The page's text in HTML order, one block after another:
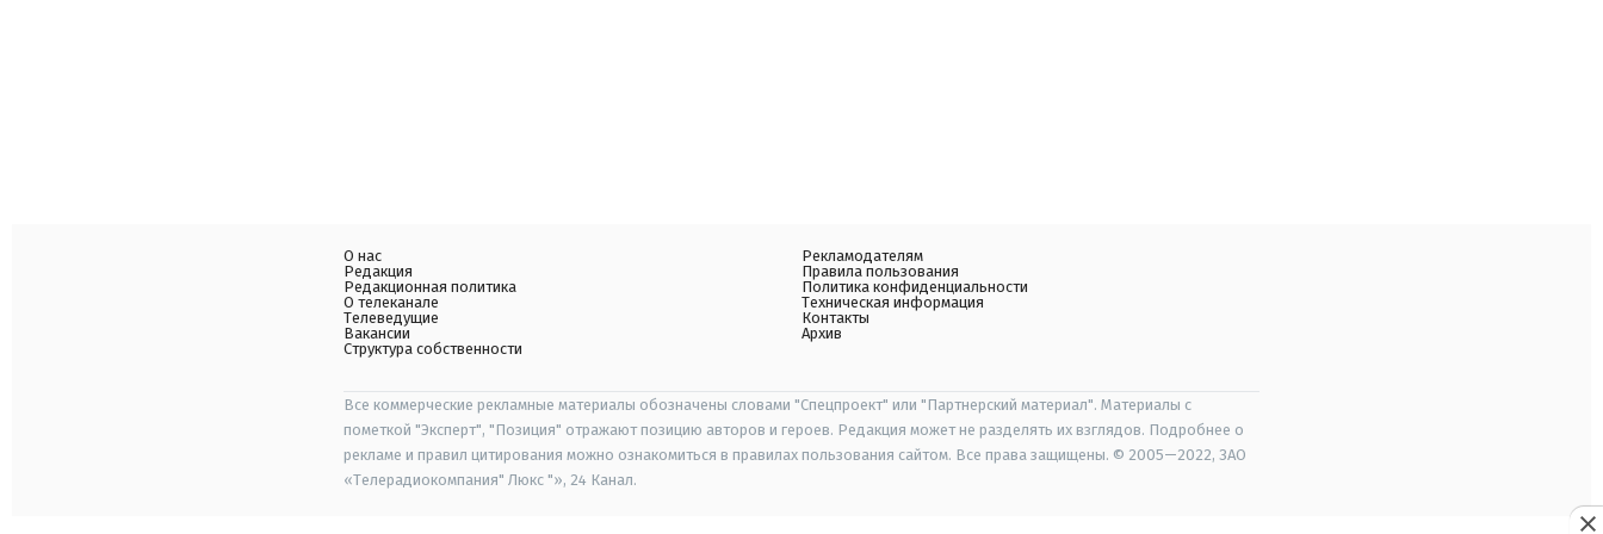
О нас
Редакция
Редакционная политика
О телеканале
Телеведущие
Вакансии
Структура собственности
Рекламодателям
Правила пользования
Политика конфиденциальности
Техническая информация
Контакты
Архив
Все коммерческие рекламные материалы обозначены словами "Спецпроект" или "Партнерский материал". Материалы с
пометкой "Эксперт", "Позиция" отражают позицию авторов и героев. Редакция может не разделять их взглядов. Подробнее о
рекламе и правил цитирования можно ознакомиться в правилах пользования сайтом. Все права защищены. © 2005—2022, ЗАО
«Телерадиокомпания" Люкс "», 24 Канал.